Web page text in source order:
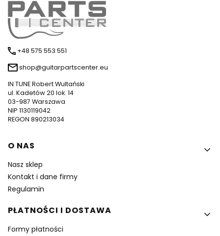
+48 575 553 551
shop@guitarpartscenter.eu
IN TUNE Robert Wultański
ul. Kadetów 20 lok. 14
03-987 Warszawa
NIP 1130119042
REGON 890213034
Linki w stopce
O NAS
Nasz sklep
Kontakt i dane firmy
Regulamin
PŁATNOŚCI I DOSTAWA
Formy płatności